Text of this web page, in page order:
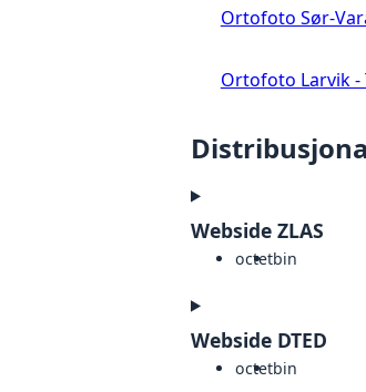
Ortofoto Sør-
Ortofoto Larvik -
Webside ZLAS
octetbin
Webside DTED
octetbin